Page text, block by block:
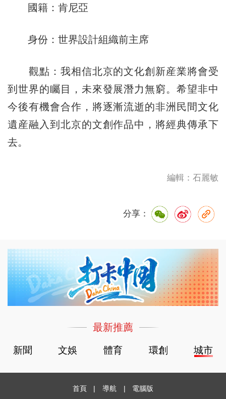
國籍：肯尼亞
身份：世界設計組織前主席
觀點：我相信北京的文化創新産業將會受
到世界的矚目，未來發展潛力無窮。希望非中
今後有機會合作，將逐漸流逝的非洲民間文化
遺産融入到北京的文創作品中，將經典傳承下
去。
編輯：石麗敏
分享：
最新推薦
新聞 文娛 體育 環創 城市
首頁 | 導航 |
電腦版